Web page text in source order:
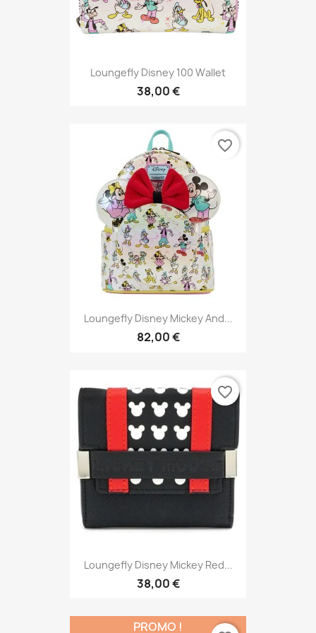
Loungefly Disney 100 Wallet
38,00 €
Loungefly Disney Mickey And...
82,00 €
favorite_border
Loungefly Disney Mickey Red...
38,00 €
favorite_border
PROMO !